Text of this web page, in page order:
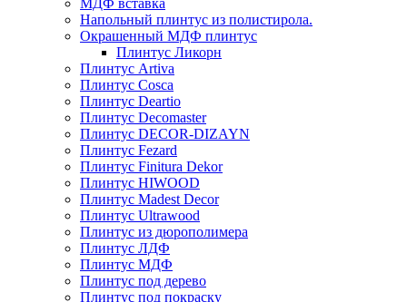
Напольный плинтус из полистирола.
Окрашенный МДФ плинтус
Плинтус Ликорн
Плинтус Artiva
Плинтус Cosca
Плинтус Deartio
Плинтус Decomaster
Плинтус DECOR-DIZAYN
Плинтус Fezard
Плинтус Finitura Dekor
Плинтус HIWOOD
Плинтус Madest Decor
Плинтус Ultrawood
Плинтус из дюрополимера
Плинтус ЛДФ
Плинтус МДФ
Плинтус под дерево
Плинтус под покраску